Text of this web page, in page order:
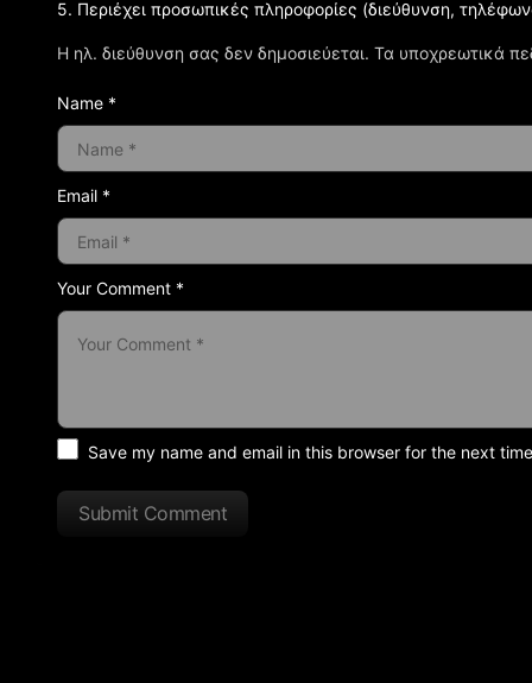
Η ηλ. διεύθυνση σας δεν δημοσιεύεται. Τα υποχρεωτικά
Your Comment *
5. Περιέχει προσωπικές πληροφορίες (διεύθυνση,
Name *
Email *
Save my name and email in this browser for the next
Submit Comment